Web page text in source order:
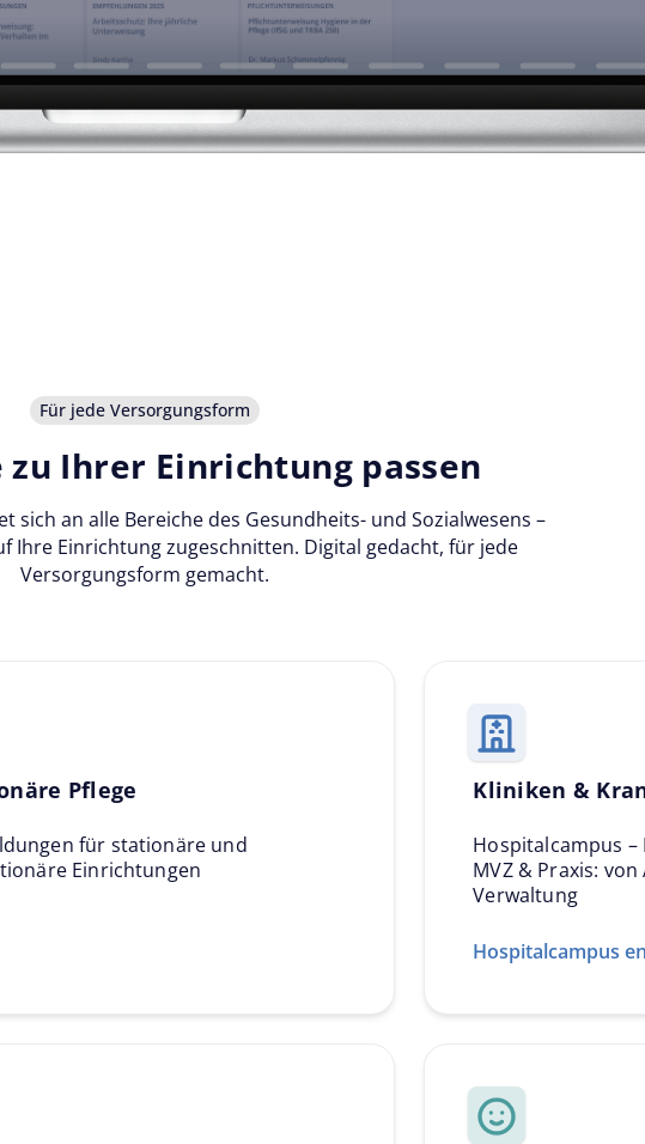
Für jede Versorgungsform
Ihrer Einrichtung passen
sich an alle Bereiche des Gesundheits- und Sozialwesens –
Ihre Einrichtung zugeschnitten. Digital gedacht, für jede
Versorgungsform gemacht.
Pflege
für stationäre und
Einrichtungen
Kliniken &
Hospitalcampus
MVZ & Praxis:
Verwaltung
Hospitalcampus